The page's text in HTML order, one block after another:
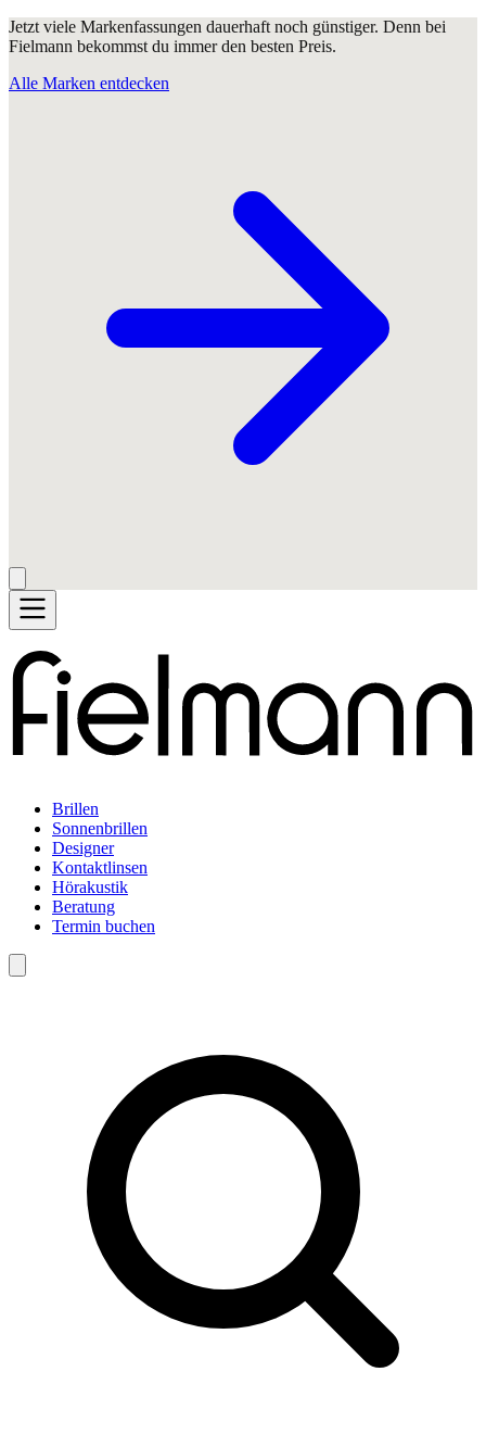
Jetzt viele Markenfassungen dauerhaft noch günstiger. Denn bei
Fielmann bekommst du immer den besten Preis.
Alle Marken entdecken
Brillen
Sonnenbrillen
Designer
Kontaktlinsen
Hörakustik
Beratung
Termin buchen